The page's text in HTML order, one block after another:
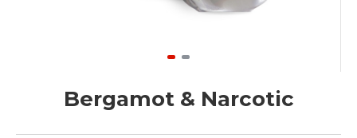
Bergamot & Narcotic